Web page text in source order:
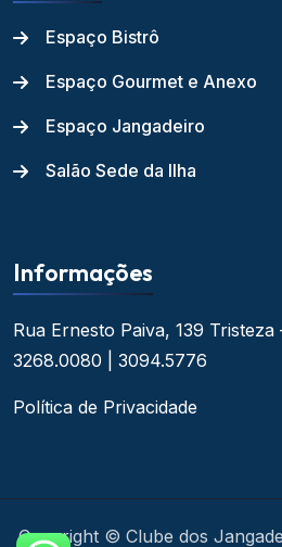
Espaço Bistrô
Espaço Gourmet e Anexo
Espaço Jangadeiro
Salão Sede da Ilha
Informações
Rua Ernesto Paiva, 139 Tristeza
3268.0080 | 3094.5776
Política de Privacidade
Copyright © Clube dos